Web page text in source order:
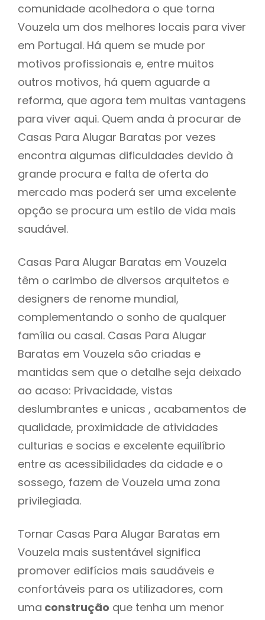
comunidade acolhedora o que torna
Vouzela um dos melhores locais para viver
em Portugal. Há quem se mude por
motivos profissionais e, entre muitos
outros motivos, há quem aguarde a
reforma, que agora tem muitas vantagens
para viver aqui. Quem anda à procurar de
Casas Para Alugar Baratas por vezes
encontra algumas dificuldades devido à
grande procura e falta de oferta do
mercado mas poderá ser uma excelente
opção se procura um estilo de vida mais
saudável.
Casas Para Alugar Baratas em Vouzela
têm o carimbo de diversos arquitetos e
designers de renome mundial,
complementando o sonho de qualquer
família ou casal. Casas Para Alugar
Baratas em Vouzela são criadas e
mantidas sem que o detalhe seja deixado
ao acaso: Privacidade, vistas
deslumbrantes e unicas , acabamentos de
qualidade, proximidade de atividades
culturias e socias e excelente equilíbrio
entre as acessibilidades da cidade e o
sossego, fazem de Vouzela uma zona
privilegiada.
Tornar Casas Para Alugar Baratas em
Vouzela mais sustentável significa
promover edifícios mais saudáveis e
confortáveis para os utilizadores, com
uma construção que tenha um menor